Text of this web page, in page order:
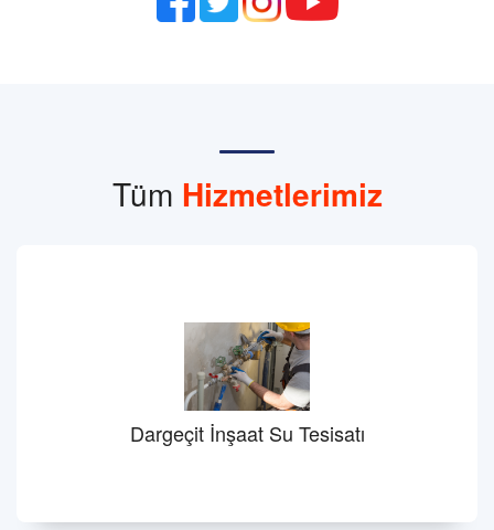
Tüm Hizmetlerimiz
Dargeçit İnşaat Su Tesisatı